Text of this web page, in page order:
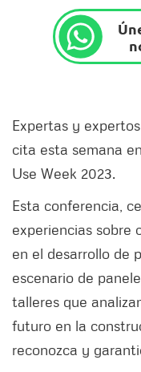
Expertas y
cita esta semana
Use Week 2023.
Esta conferencia,
experiencias sobre
en el desarrollo de
escenario de
talleres que
futuro en la
reconozca y